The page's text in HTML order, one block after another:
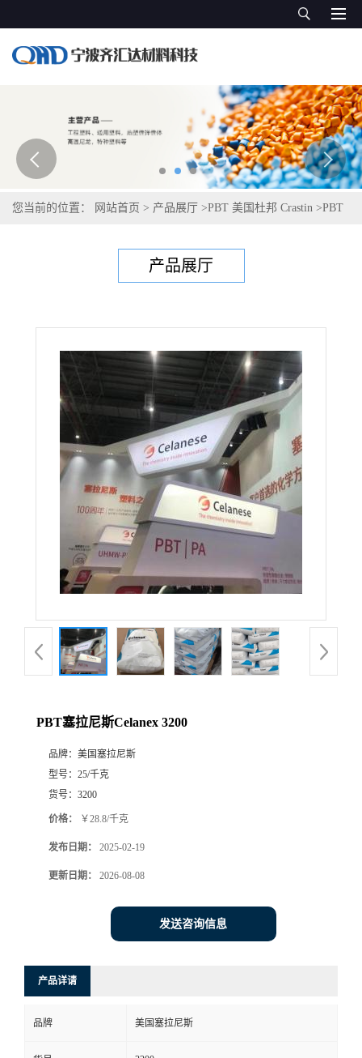
您当前的位置： 网站首页 > 产品展厅 >PBT 美国杜邦 Crastin >PBT
产品展厅
PBT塞拉尼斯Celanex 3200
品牌： 美国塞拉尼斯
型号： 25/千克
货号： 3200
价格： ￥28.8/千克
发布日期： 2025-02-19
更新日期： 2026-08-08
发送咨询信息
产品详请
品牌 美国塞拉尼斯